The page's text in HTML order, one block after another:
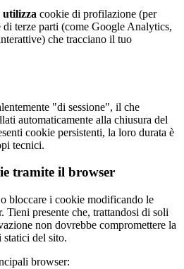
utilizza cookie di profilazione (per
terze parti (come Google Analytics,
che tracciano il tuo
"di sessione", il che
automaticamente alla chiusura del
cookie persistenti, la loro durata è
tecnici.
tramite il browser
bloccare i cookie modificando le
Tieni presente che, trattandosi di soli
non dovrebbe compromettere la
statici del sito.
browser: